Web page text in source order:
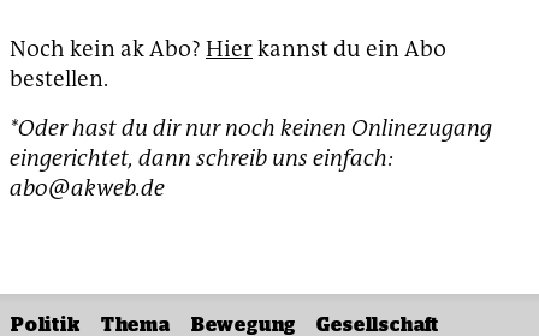
Noch kein ak Abo? Hierkannst du ein Abo
bestellen.
*Oder hast du dir nur noch keinen Onlinezugang
eingerichtet, dann schreib uns einfach:
abo@akweb.de
Politik Thema Bewegung Gesellschaft